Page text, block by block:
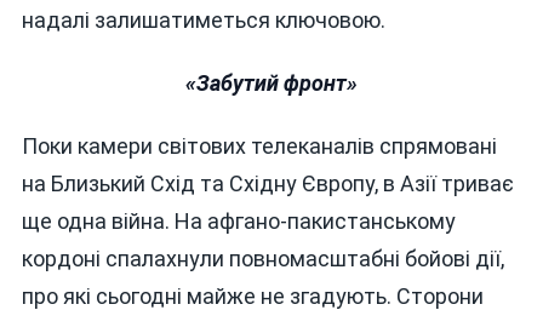
надалі залишатиметься ключовою.
«Забутий фронт»
Поки камери світових телеканалів спрямовані
на Близький Схід та Східну Європу, в Азії триває
ще одна війна. На афгано-пакистанському
кордоні спалахнули повномасштабні бойові дії,
про які сьогодні майже не згадують. Сторони